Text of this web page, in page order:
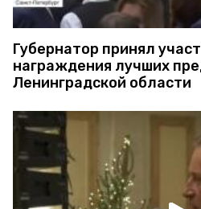
Губернатор принял
награждения лучших
Ленинградской области